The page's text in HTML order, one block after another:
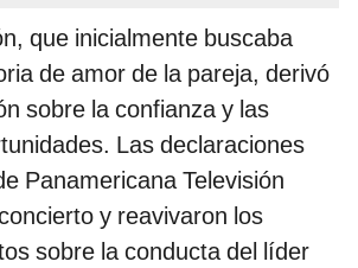
que inicialmente buscaba
de amor de la pareja, derivó
sobre la confianza y las
Las declaraciones
Panamericana Televisión
y reavivaron los
sobre la conducta del líder